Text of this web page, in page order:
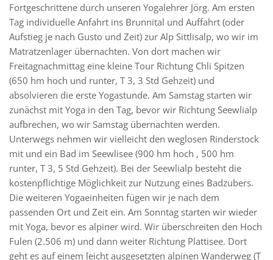
Fortgeschrittene durch unseren Yogalehrer Jörg. Am ersten
Tag individuelle Anfahrt ins Brunnital und Auffahrt (oder
Aufstieg je nach Gusto und Zeit) zur Alp Sittlisalp, wo wir im
Matratzenlager übernachten. Von dort machen wir
Freitagnachmittag eine kleine Tour Richtung Chli Spitzen
(650 hm hoch und runter, T 3, 3 Std Gehzeit) und
absolvieren die erste Yogastunde. Am Samstag starten wir
zunächst mit Yoga in den Tag, bevor wir Richtung Seewlialp
aufbrechen, wo wir Samstag übernachten werden.
Unterwegs nehmen wir vielleicht den weglosen Rinderstock
mit und ein Bad im Seewlisee (900 hm hoch , 500 hm
runter, T 3, 5 Std Gehzeit). Bei der Seewlialp besteht die
kostenpflichtige Möglichkeit zur Nutzung eines Badzubers.
Die weiteren Yogaeinheiten fügen wir je nach dem
passenden Ort und Zeit ein. Am Sonntag starten wir wieder
mit Yoga, bevor es alpiner wird. Wir überschreiten den Hoch
Fulen (2.506 m) und dann weiter Richtung Plattisee. Dort
geht es auf einem leicht ausgesetzten alpinen Wanderweg (T